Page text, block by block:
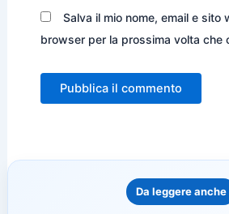
Salva il mio nome, email e sito
browser per la prossima volta che
Da leggere anche